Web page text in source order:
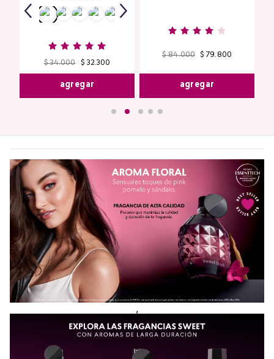
$ 34.000 $ 32.300
agregar
$ 84.000 $ 79. 800
agregar
,